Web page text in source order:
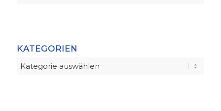
KATEGORIEN
Kategorien